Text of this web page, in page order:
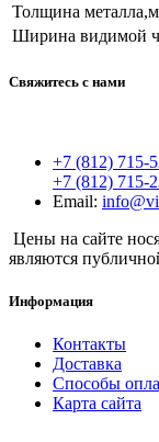
Толщина
Ширина видимой
Свяжитесь с нами
+7 (812) 715-
+7 (812) 715-
Email:
Цены на сайте
являются
Информация
Контакты
Доставка
Способы
Карта сайта